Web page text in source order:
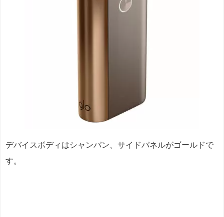
デバイスボディはシャンパン、サイドパネルがゴールドで
す。